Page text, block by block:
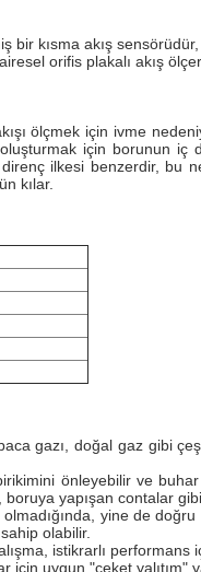
kısma akış
orifis plakalı akış
ölçmek için ivme
için borunun iç
ilkesi benzerdir,
kılar.
gazı, doğal gaz gibi
önleyebilir ve
yapışan contalar
yine de
olabilir.
istikrarlı
uygun "ceket yalıtım"